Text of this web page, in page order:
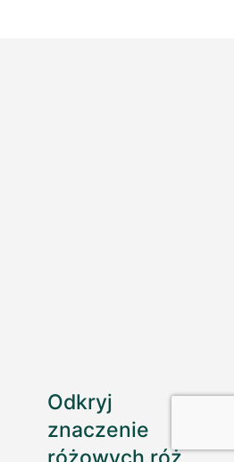
Odkryj
znaczenie